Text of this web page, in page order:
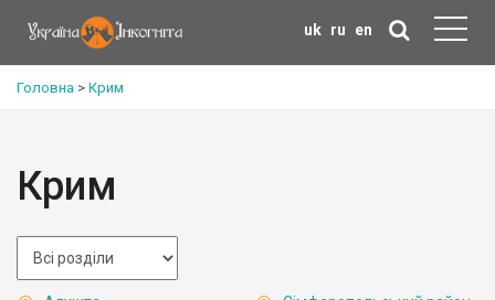
uk ru en
Головна > Крим
Крим